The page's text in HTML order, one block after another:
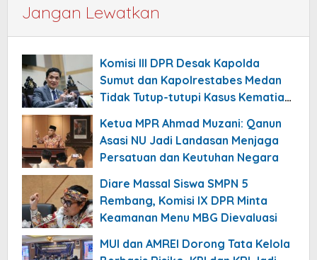
Jangan Lewatkan
Komisi III DPR Desak Kapolda
Sumut dan Kapolrestabes Medan
Tidak Tutup-tutupi Kasus Kematian
Ketua MPR Ahmad Muzani: Qanun
Asasi NU Jadi Landasan Menjaga
Persatuan dan Keutuhan Negara
Diare Massal Siswa SMPN 5
Rembang, Komisi IX DPR Minta
Keamanan Menu MBG Dievaluasi
MUI dan AMREI Dorong Tata Kelola